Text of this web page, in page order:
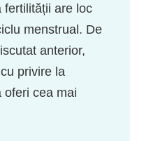
fertilității are loc
menstrual. De
anterior,
privire la
oferi cea mai